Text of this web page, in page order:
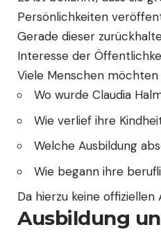
Persönlichkeiten
Gerade dieser
Interesse der
Viele Menschen möchten
Wo wurde Claudia
Wie verlief ihre
Welche Ausbildung
Wie begann ihre
Da hierzu keine
Ausbildung